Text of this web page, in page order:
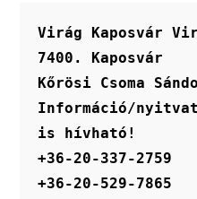
Virág Kaposvár
7400. Kaposvár
Kőrösi Csoma
Információ/
is hívható!
+36-20-337-2759
+36-20-529-7865